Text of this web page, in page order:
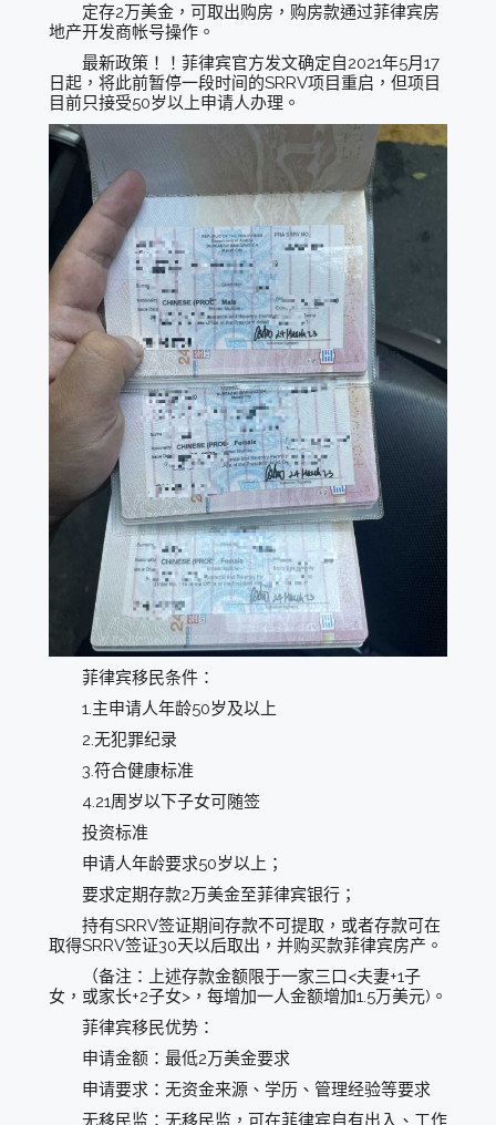
定存2万美金，可取出购房，购房款通过菲律宾房
地产开发商帐号操作。
最新政策！！菲律宾官方发文确定自2021年5月17
日起，将此前暂停一段时间的SRRV项目重启，但项目
目前只接受50岁以上申请人办理。
菲律宾移民条件：
1.主申请人年龄50岁及以上
2.无犯罪纪录
3.符合健康标准
4.21周岁以下子女可随签
投资标准
申请人年龄要求50岁以上；
要求定期存款2万美金至菲律宾银行；
持有SRRV签证期间存款不可提取，或者存款可在
取得SRRV签证30天以后取出，并购买款菲律宾房产。
（备注：上述存款金额限于一家三口<夫妻+1子
女，或家长+2子女>，每增加一人金额增加1.5万美元)。
菲律宾移民优势：
申请金额：最低2万美金要求
申请要求：无资金来源、学历、管理经验等要求
无移民监：无移民监，可在菲律宾自有出入、工作